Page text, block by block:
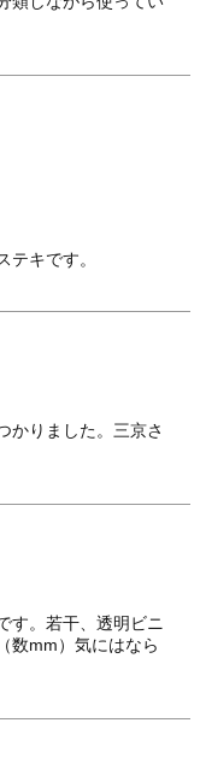
かりました。三京さ
す。若干、透明ビニ
数mm）気にはなら